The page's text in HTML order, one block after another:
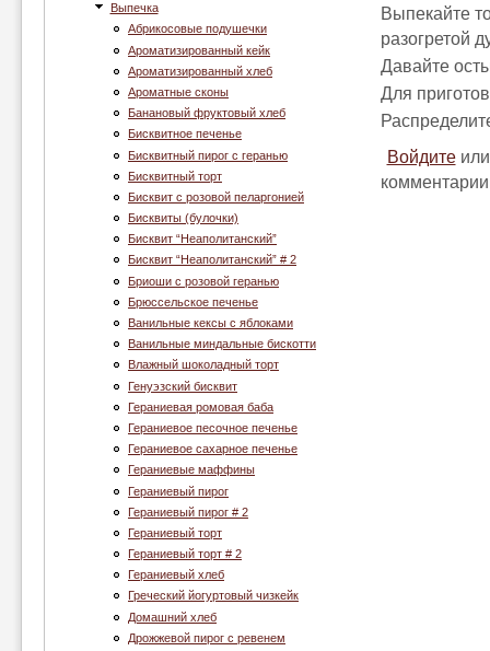
Выпечка
Абрикосовые подушечки
Ароматизированный кейк
Ароматизированный хлеб
Ароматные сконы
Банановый фруктовый хлеб
Бисквитное печенье
Бисквитный пирог с геранью
Бисквитный торт
Бисквит с розовой пеларгонией
Бисквиты (булочки)
Бисквит “Неаполитанский”
Бисквит “Неаполитанский” # 2
Бриоши с розовой геранью
Брюссельское печенье
Ванильные кексы с яблоками
Ванильные миндальные бискотти
Влажный шоколадный торт
Генуэзский бисквит
Гераниевая ромовая баба
Гераниевое песочное печенье
Гераниевое сахарное печенье
Гераниевые маффины
Гераниевый пирог
Гераниевый пирог # 2
Гераниевый торт
Гераниевый торт # 2
Гераниевый хлеб
Греческий йогуртовый чизкейк
Домашний хлеб
Дрожжевой пирог с ревенем
Выпекайте
разогретой
Давайте
Для
Войдите
комментарии